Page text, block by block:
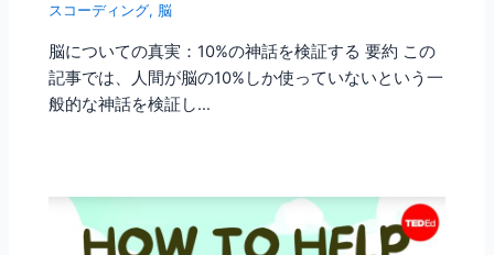
スコーディング, 脳
脳についての真実：10%の神話を検証する 要約 この
記事では、人間が脳の10%しか使っていないという一
般的な神話を検証し…